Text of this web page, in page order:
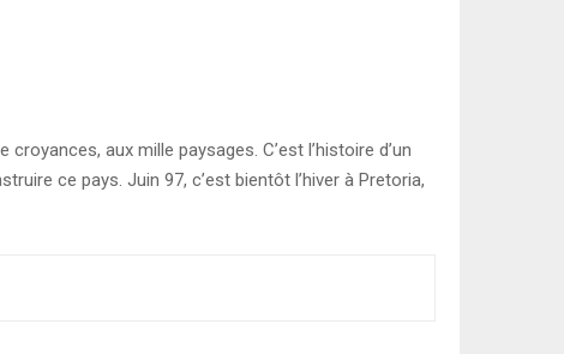
aux mille paysages. C’est l’histoire d’un
ce pays. Juin 97, c’est bientôt l’hiver à Pretoria,